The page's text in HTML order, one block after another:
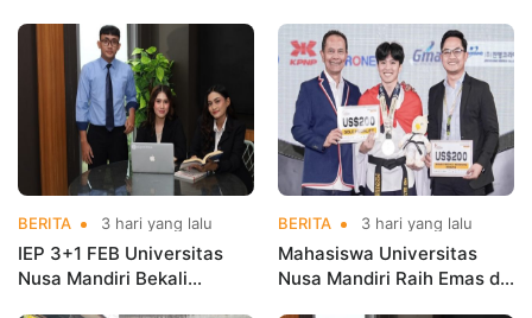
Kementerian Koperasi
Nama Kampus di Kejurnas
Taekwondo
BERITA 3 hari yang lalu
IEP 3+1 FEB Universitas
Nusa Mandiri Bekali
BERITA 3 hari yang lalu
Mahasiswa Universitas
Nusa Mandiri Raih Emas di